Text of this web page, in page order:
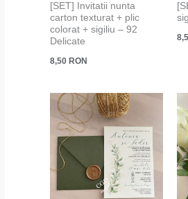
[SET] Invitatii nunta
carton texturat + plic
colorat + sigiliu – 92
Delicate
8,50RON